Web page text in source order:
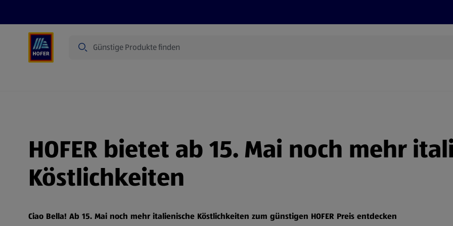
HOFER bietet ab 15. Mai noch mehr
Köstlichkeiten
Ciao Bella! Ab 15. Mai noch mehr italienische Köstlichkeiten zum günstigen HOFER Preis entdecken